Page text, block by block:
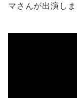
マさんが出演しま